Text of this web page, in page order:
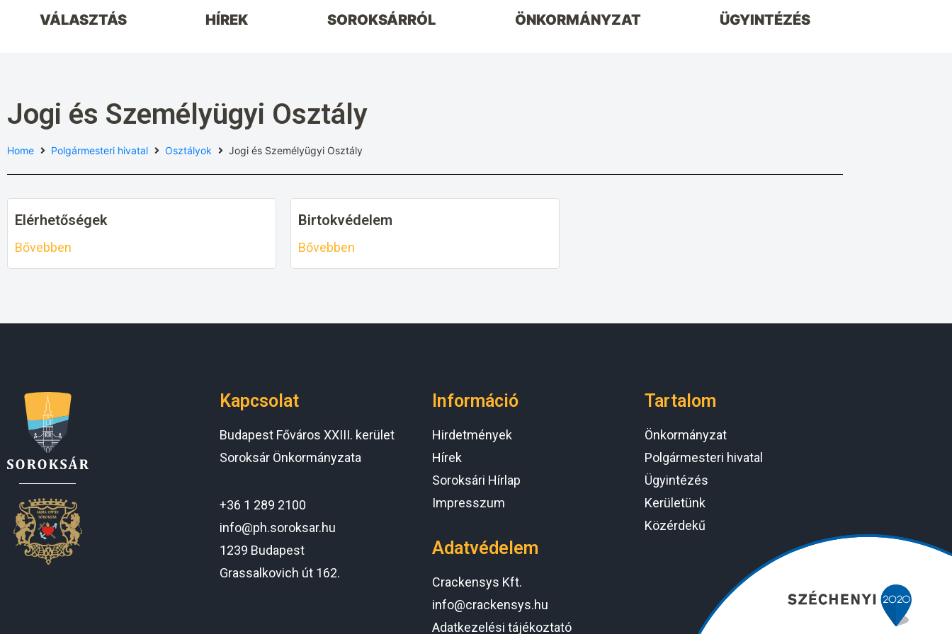
VÁLASZTÁS HÍREK SOROKSÁRRÓL ÖNKORMÁNYZAT ÜGYINTÉZÉS
Jogi és Személyügyi Osztály
Home Polgármesteri hivatal Osztályok Jogi és Személyügyi Osztály
Elérhetőségek
Bővebben
Birtokvédelem
Bővebben
Kapcsolat
Budapest Főváros XXIII. kerület
Soroksár Önkormányzata
+36 1 289 2100
info@ph.soroksar.hu
1239 Budapest
Grassalkovich út 162.
Információ
Hirdetmények
Hírek
Soroksári Hírlap
Impresszum
Adatvédelem
Crackensys Kft.
info@crackensys.hu
Adatkezelési tájékoztató
Tartalom
Önkormányzat
Polgármesteri hivatal
Ügyintézés
Kerületünk
Közérdekű